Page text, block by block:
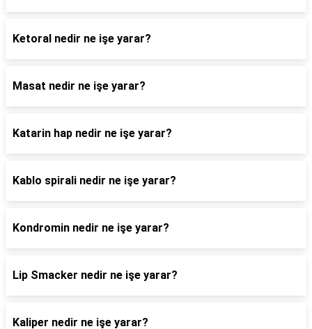
Ketoral nedir ne işe yarar?
Masat nedir ne işe yarar?
Katarin hap nedir ne işe yarar?
Kablo spirali nedir ne işe yarar?
Kondromin nedir ne işe yarar?
Lip Smacker nedir ne işe yarar?
Kaliper nedir ne işe yarar?